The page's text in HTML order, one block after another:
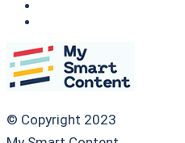
© Copyright 2023